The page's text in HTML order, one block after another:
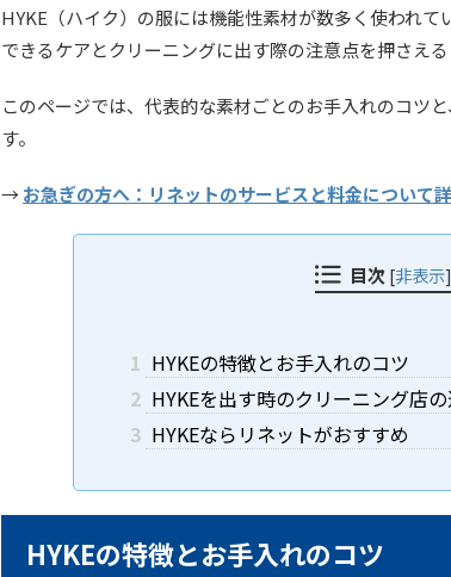
HYKE（ハイク）の服には機能性素材が数多く使われ
できるケアとクリーニングに出す際の注意点を押さえる
このページでは、代表的な素材ごとのお手入れのコツ
す。
→お急ぎの方へ：リネットのサービスと料金について
目次 [非表示]
1 HYKEの特徴とお手入れのコツ
2 HYKEを出す時のクリーニング店
3 HYKEならリネットがおすすめ
HYKEの特徴とお手入れのコツ